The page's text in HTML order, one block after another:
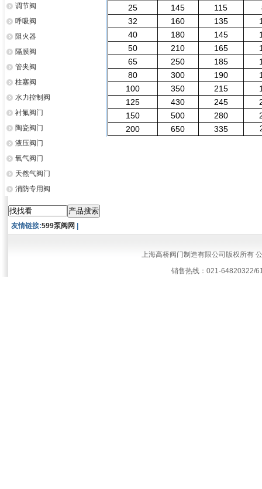
调节阀
呼吸阀
阻火器
隔膜阀
管夹阀
柱塞阀
水力控制阀
衬氟阀门
陶瓷阀门
液压阀门
氧气阀门
天然气阀门
消防专用阀
25
145 115
32
160 135
40
180 145
50
210 165
65
250 185
80
300 190
100
350 215
125
430 245
150
500 280
200
650 335
友情链接:599泵阀网
上海高桥阀门制造有限公司版权所有
销售热线：021-64820322/